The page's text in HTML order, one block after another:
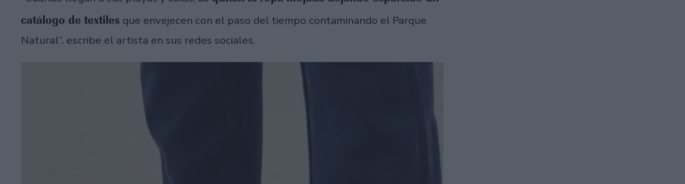
catálogo de textiles que envejecen con el paso del tiempo contaminando el Parque
Natural”, escribe el artista en sus redes sociales.